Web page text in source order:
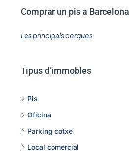
Comprar un pis a Barcelona
Les principals cerques
Tipus d’immobles
Pis
Oficina
Parking cotxe
Local comercial